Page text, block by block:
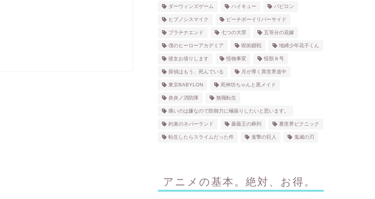
ダーウィンズゲーム ハイキュー バビロン
ヒプノシスマイク ピーチボーイリバーサイド
プラチナエンド 七つの大罪 五等分の花嫁
僕のヒーローアカデミア 呪術廻戦 地縛少年花子くん
彼女お借りします 怪物事変 怪獣８号
探偵はもう、死んでいる 月が導く異世界道中
東京BABYLON 死神坊ちゃんと黒メイド
炎炎ノ消防隊 無職転生
痛いのは嫌なので防御力に極振りしたいと思います。
約束のネバーランド 薔薇王の葬列 裏世界ピクニック
転生したらスライムだった件 進撃の巨人 鬼滅の刃
アニメの基本。絶対、お得。